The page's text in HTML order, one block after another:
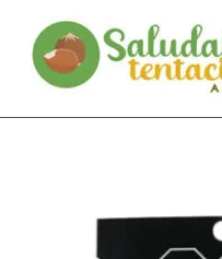
contenido